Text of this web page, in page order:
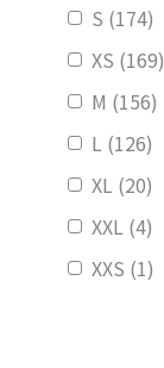
S (174)
XS (169)
M (156)
L (126)
XL (20)
XXL (4)
XXS (1)